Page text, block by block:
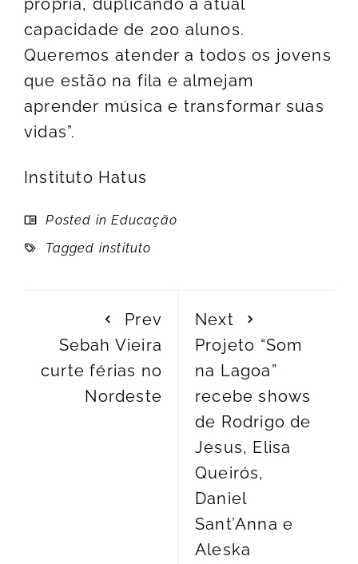
capacidade de 200 alunos.
Queremos atender a todos os jovens
que estão na fila e almejam
aprender música e transformar suas
vidas”.
Instituto Hatus
Posted inEducação
Tagged instituto
Prev
Sebah Vieira
curte férias no
Nordeste
Next
Projeto “Som
na Lagoa”
recebe shows
de Rodrigo de
Jesus, Elisa
Queirós,
Daniel
Sant’Anna e
Aleska